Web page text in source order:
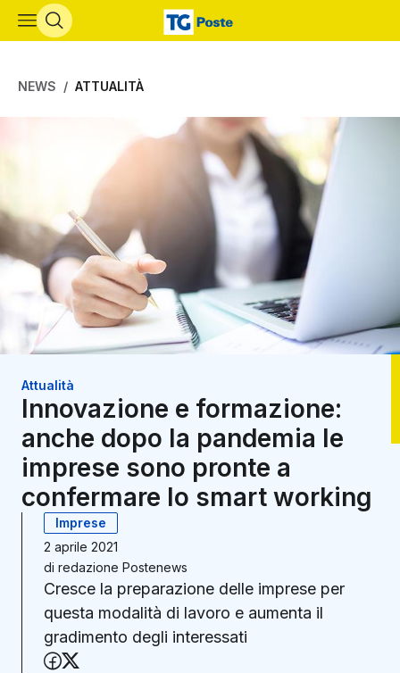
Vai al contenuto principale
NEWS ATTUALITÀ
Attualità
Innovazione e formazione:
anche dopo la pandemia le
imprese sono pronte a
confermare lo smart working
Imprese
2 aprile 2021
di redazione Postenews
Cresce la preparazione delle imprese per
questa modalità di lavoro e aumenta il
gradimento degli interessati
Condividi su Facebook